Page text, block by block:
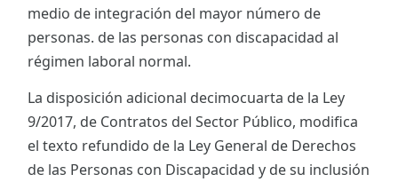
medio de integración del mayor número de
personas. de las personas con discapacidad al
régimen laboral normal.
La disposición adicional decimocuarta de la Ley
9/2017, de Contratos del Sector Público, modifica
el texto refundido de la Ley General de Derechos
de las Personas con Discapacidad y de su inclusión